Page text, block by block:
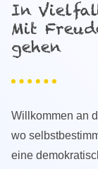
In
Mit
gehen
Willkommen an
wo
eine